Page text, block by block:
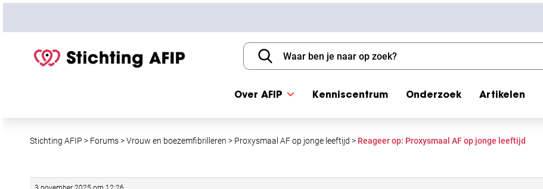
S
Over AFIP Kenniscentrum Onderzoek Artikelen
Stichting AFIP > Forums>Vrouw en boezemfibrilleren > Proxysmaal AF op jonge leeftijd > Reageer op: Proxysmaal AF op jonge leeftijd